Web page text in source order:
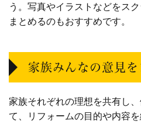
う。写真やイラストなどをス
まとめるのもおすすめです。
家族みんなの意見を
家族それぞれの理想を共有し
て、リフォームの目的や内容